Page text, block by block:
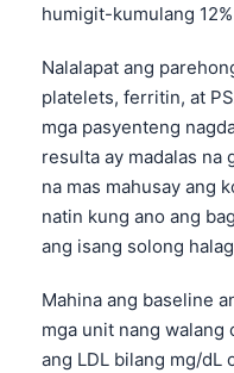
humigit-kumulang
Nalalapat ang
platelets, ferritin, at
mga pasyenteng
resulta ay madalas na
na mas mahusay ang
natin kung ano ang
ang isang solong
Mahina ang baseline
mga unit nang walang
ang LDL bilang mg/dL